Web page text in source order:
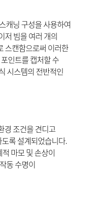
캐닝 구성을 사용하여
저 빔을 여러 개의
스캔함으로써 이러한
인트를 캡처할 수
시스템의 전반적인
경 조건을 견디고
록 설계되었습니다.
마모 및 손상이
동 수명이